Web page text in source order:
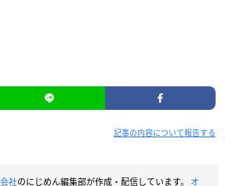
記事の内容について報告する
社のにじめん編集部が作成・配信しています。 オ